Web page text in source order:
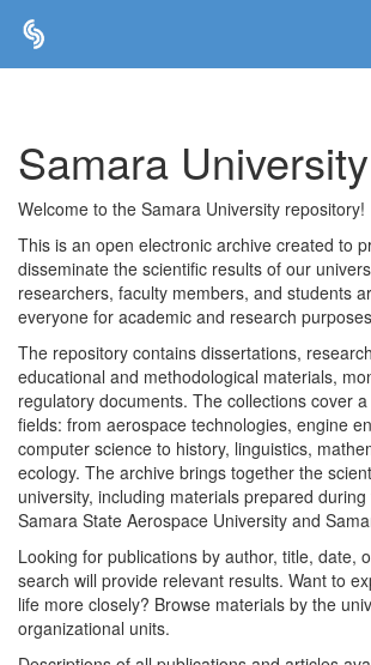
Samara University
Welcome to the Samara University repository!
This is an open electronic archive created to
disseminate the scientific results of our
researchers, faculty members, and students
everyone for academic and research
The repository contains dissertations,
educational and methodological materials,
regulatory documents. The collections cover
fields: from aerospace technologies, engine
computer science to history, linguistics,
ecology. The archive brings together the
university, including materials prepared
Samara State Aerospace University and
Looking for publications by author, title, date,
search will provide relevant results. Want to
life more closely? Browse materials by the
organizational units.